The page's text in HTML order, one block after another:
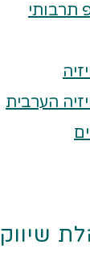
תרבותי
הערבית
שיווק